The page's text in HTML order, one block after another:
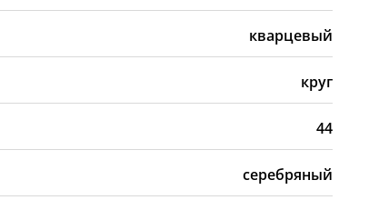
кварцевый
круг
44
серебряный